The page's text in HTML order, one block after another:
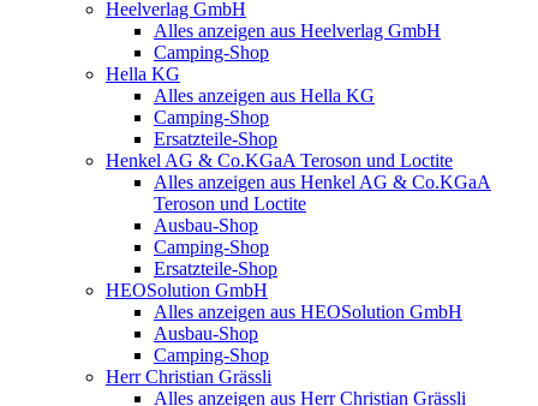
Heelverlag GmbH
Alles anzeigen aus Heelverlag GmbH
Camping-Shop
Hella KG
Alles anzeigen aus Hella KG
Camping-Shop
Ersatzteile-Shop
Henkel AG & Co.KGaA Teroson und Loctite
Alles anzeigen aus Henkel AG & Co.KGaA
Teroson und Loctite
Ausbau-Shop
Camping-Shop
Ersatzteile-Shop
HEOSolution GmbH
Alles anzeigen aus HEOSolution GmbH
Ausbau-Shop
Camping-Shop
Herr Christian Grässli
Alles anzeigen aus Herr Christian Grässli